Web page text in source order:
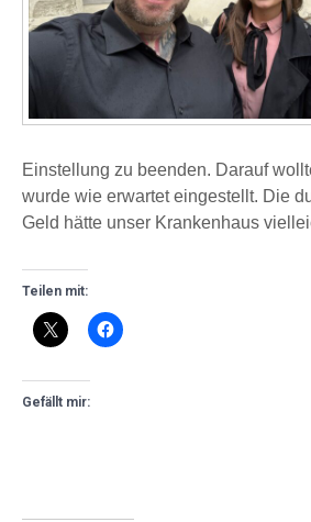
Einstellung zu beenden. Darauf
wurde wie erwartet eingestellt. Die
Geld hätte unser Krankenhaus
Teilen mit:
Gefällt mir: